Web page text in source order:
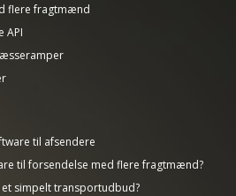
flere fragtmænd
API
til afsendere
til forsendelse med flere fragtmænd?
simpelt transportudbud?